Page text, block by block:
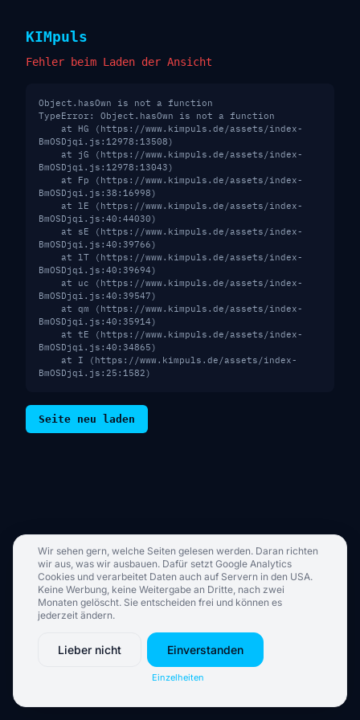
KIMpuls
Fehler beim Laden der Ansicht
Object.hasOwn is not a function
TypeError: Object.hasOwn is not a function
BmOSDjqi.js:12978:13508)
BmOSDjqi.js:12978:13043)
BmOSDjqi.js:38:16998)
BmOSDjqi.js:40:44030)
BmOSDjqi.js:40:39766)
BmOSDjqi.js:40:39694)
BmOSDjqi.js:40:39547)
BmOSDjqi.js:40:35914)
BmOSDjqi.js:40:34865)
BmOSDjqi.js:25:1582)
Seite neu laden
Wir sehen gern, welche Seiten gelesen werden. Daran richten
wir aus, was wir ausbauen. Dafür setzt Google Analytics
Cookies und verarbeitet Daten auch auf Servern in den USA.
Keine Werbung, keine Weitergabe an Dritte, nach zwei
Monaten gelöscht. Sie entscheiden frei und können es
jederzeit ändern.
Einzelheiten
Lieber nicht Einverstanden